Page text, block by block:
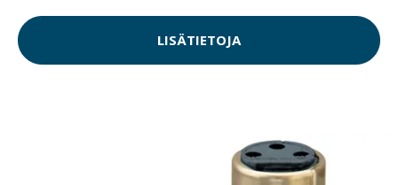
LISÄTIETOJA